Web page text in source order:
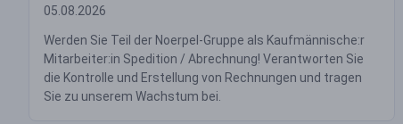
05.08.2026
Werden Sie Teil der Noerpel-Gruppe als Kaufmännische:r
Mitarbeiter:in Spedition / Abrechnung! Verantworten Sie
die Kontrolle und Erstellung von Rechnungen und tragen
Sie zu unserem Wachstum bei.